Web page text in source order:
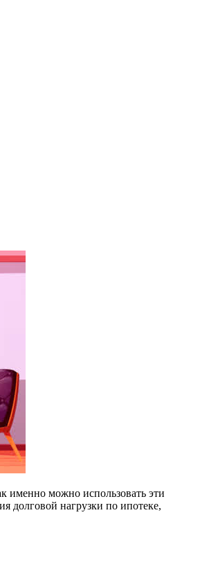
именно можно использовать эти
долговой нагрузки по ипотеке,